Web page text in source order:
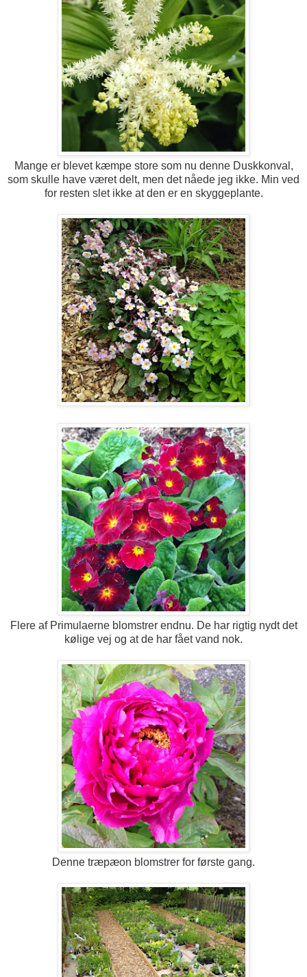
Mange er blevet kæmpe store som nu denne Duskkonval,
som skulle have været delt, men det nåede jeg ikke. Min ved
for resten slet ikke at den er en skyggeplante.
Flere af Primulaerne blomstrer endnu. De har rigtig nydt det
kølige vej og at de har fået vand nok.
Denne træpæon blomstrer for første gang.